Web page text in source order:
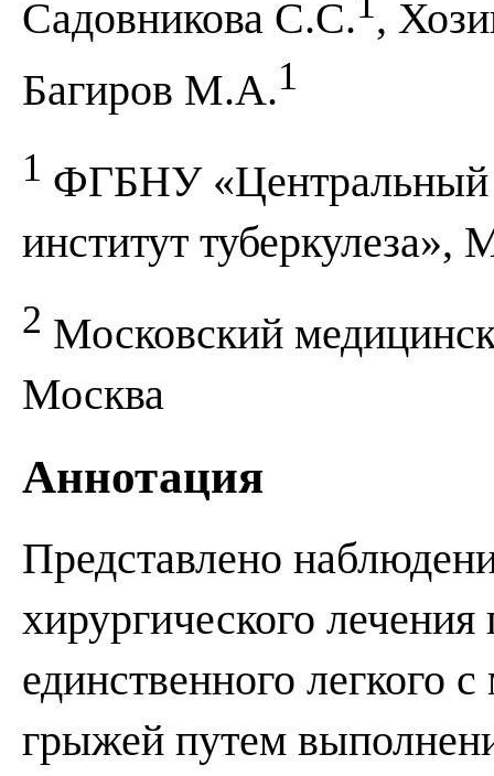
Садовникова C.С. ,
Багиров М.А.1
1 ФГБНУ «Центральный
институт туберкулеза»,
2 Московский
Москва
Аннотация
Представлено
хирургического
единственного легкого
грыжей путем